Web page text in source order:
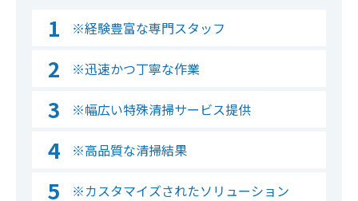
※経験豊富な専門スタッフ
※迅速かつ丁寧な作業
※幅広い特殊清掃サービス提供
※高品質な清掃結果
※カスタマイズされたソリューション